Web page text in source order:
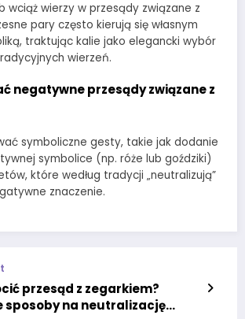
wciąż wierzy w przesądy związane z
pary często kierują się własnym
traktując kalie jako elegancki wybór
wierzeń.
negatywne przesądy związane z
symboliczne gesty, takie jak dodanie
symbolice (np. róże lub goździki)
które według tradycji „neutralizują”
znaczenie.
przesąd z zegarkiem?
sposoby na neutralizację